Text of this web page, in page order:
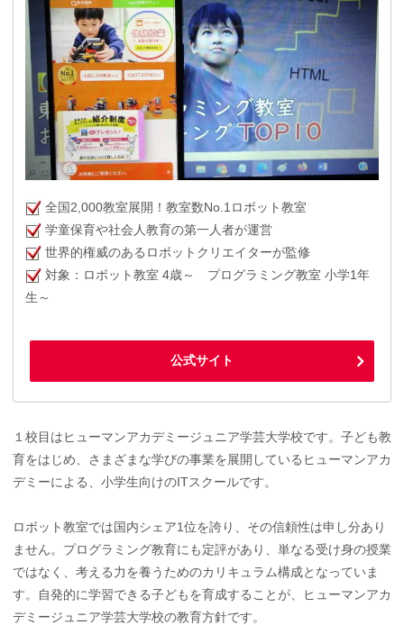
全国2,000教室展開！教室数No.1ロボット教室
学童保育や社会人教育の第一人者が運営
世界的権威のあるロボットクリエイターが監修
対象：ロボット教室 4歳～ プログラミング教室 小学1年
生～
公式サイト
１校目はヒューマンアカデミージュニア学芸大学校です。子ども教
育をはじめ、さまざまな学びの事業を展開しているヒューマンアカ
デミーによる、小学生向けのITスクールです。
ロボット教室では国内シェア1位を誇り、その信頼性は申し分あり
ません。プログラミング教育にも定評があり、単なる受け身の授業
ではなく、考える力を養うためのカリキュラム構成となっていま
す。自発的に学習できる子どもを育成することが、ヒューマンアカ
デミージュニア学芸大学校の教育方針です。